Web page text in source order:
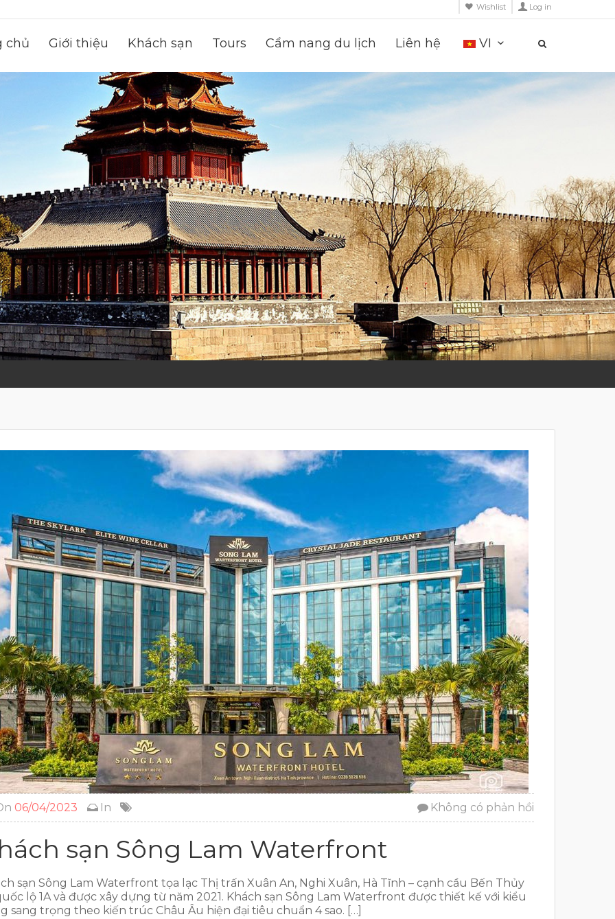
Wishlist Log in
chủ Giới thiệu Khách sạn Tours Cẩm nang du lịch Liên hệ VI
06/04/2023 In Không có phản hồi
sạn Sông Lam Waterfront
sạn Sông Lam Waterfront tọa lạc Thị trấn Xuân An, Nghi Xuân, Hà Tĩnh – cạnh cầu Bến Thủy
lộ 1A và được xây dựng từ năm 2021. Khách sạn Sông Lam Waterfront được thiết kế với kiểu
sang trọng theo kiến trúc Châu Âu hiện đại tiêu chuẩn 4 sao. […]